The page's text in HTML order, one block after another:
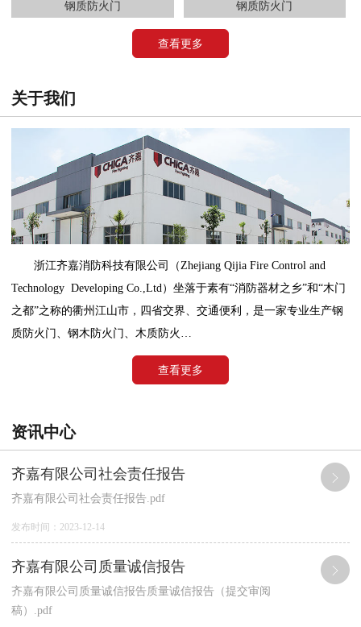
钢质防火门 钢质防火门
查看更多
关于我们
浙江齐嘉消防科技有限公司（Zhejiang Qijia Fire Control and
Technology Developing Co.,Ltd）坐落于素有“消防器材之乡”和“木门
之都”之称的衢州江山市，四省交界、交通便利，是一家专业生产钢
质防火门、钢木防火门、木质防火…
查看更多
资讯中心
齐嘉有限公司社会责任报告
齐嘉有限公司社会责任报告.pdf
发布时间：2023-12-14
齐嘉有限公司质量诚信报告
齐嘉有限公司质量诚信报告质量诚信报告（提交审阅
稿）.pdf